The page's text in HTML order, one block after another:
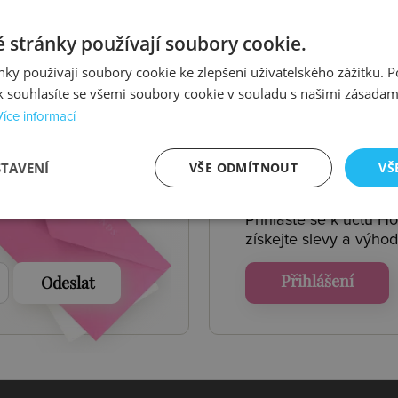
Odeslat
ÚČET
Přihlaste se k účtu
získejte slevy a
Přihlášení
stránky používají soubory cookie.
používají soubory cookie ke zlepšení uživatelského zážitku.
souhlasíte se všemi soubory cookie v souladu s našimi
informací
VŠE ODMÍTNOUT